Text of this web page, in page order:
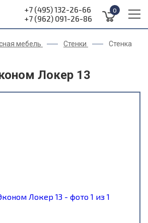
+7 (495) 132-26-66
+7 (962) 091-26-86
0
мебель Стенки
Стенка
Локер 13